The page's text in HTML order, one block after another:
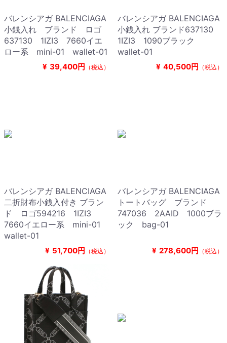
バレンシアガ BALENCIAGA
小銭入れ ブランド ロゴ
637130 1IZI3 7660イエ
ロー系 mini-01 wallet-01
¥ 39,400円 （税込）
バレンシアガ BALENCIAGA
小銭入れ ブランド637130
1IZI3 1090ブラック
wallet-01
¥ 40,500円 （税込）
バレンシアガ BALENCIAGA
二折財布小銭入付き ブラン
ド ロゴ594216 1IZI3
7660イエロー系 mini-01
wallet-01
¥ 51,700円 （税込）
バレンシアガ BALENCIAGA
トートバッグ ブランド
747036 2AAID 1000ブラ
ック bag-01
¥ 278,600円 （税込）